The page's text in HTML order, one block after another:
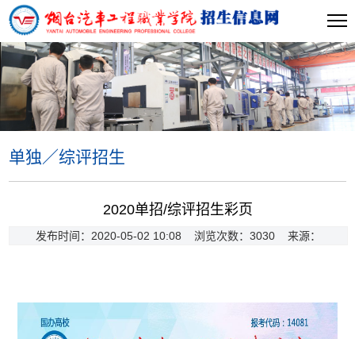
单独／综评招生
单独／综评招生>> 正文
2020单招/综评招生彩页
发布时间：2020-05-02 10:08 浏览次数： 3030 来源：